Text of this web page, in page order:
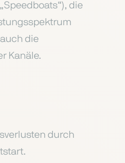
die
die
Kanäle.
durch